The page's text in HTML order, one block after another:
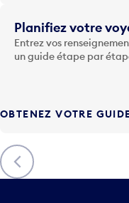
t
o
u
F
è
c
h
Précédent
Planifiez votre
Entrez vos
un guide étape par
OBTENEZ VOTRE